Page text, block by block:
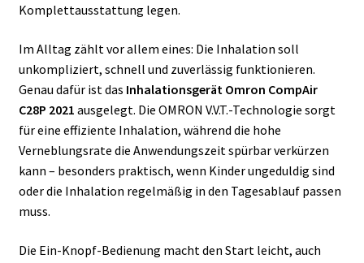
Komplettausstattung legen.
Im Alltag zählt vor allem eines: Die Inhalation soll
unkompliziert, schnell und zuverlässig funktionieren.
Genau dafür ist das Inhalationsgerät Omron CompAir
C28P 2021 ausgelegt. Die OMRON V.V.T.-Technologie sorgt
für eine effiziente Inhalation, während die hohe
Verneblungsrate die Anwendungszeit spürbar verkürzen
kann – besonders praktisch, wenn Kinder ungeduldig sind
oder die Inhalation regelmäßig in den Tagesablauf passen
muss.
Die Ein-Knopf-Bedienung macht den Start leicht, auch